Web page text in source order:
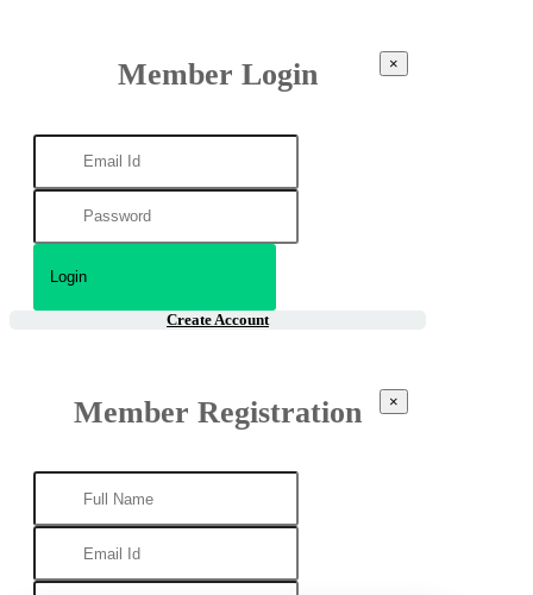
Member Login ×
Create Account
Member Registration ×